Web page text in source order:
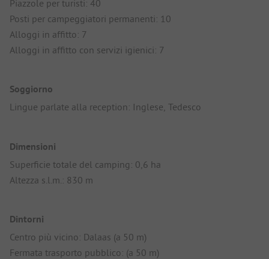
Piazzole per turisti: 40
Posti per campeggiatori permanenti: 10
Alloggi in affitto: 7
Alloggi in affitto con servizi igienici: 7
Soggiorno
Lingue parlate alla reception: Inglese, Tedesco
Dimensioni
Superficie totale del camping: 0,6 ha
Altezza s.l.m.: 830 m
Dintorni
Centro più vicino: Dalaas (a 50 m)
Fermata trasporto pubblico: (a 50 m)